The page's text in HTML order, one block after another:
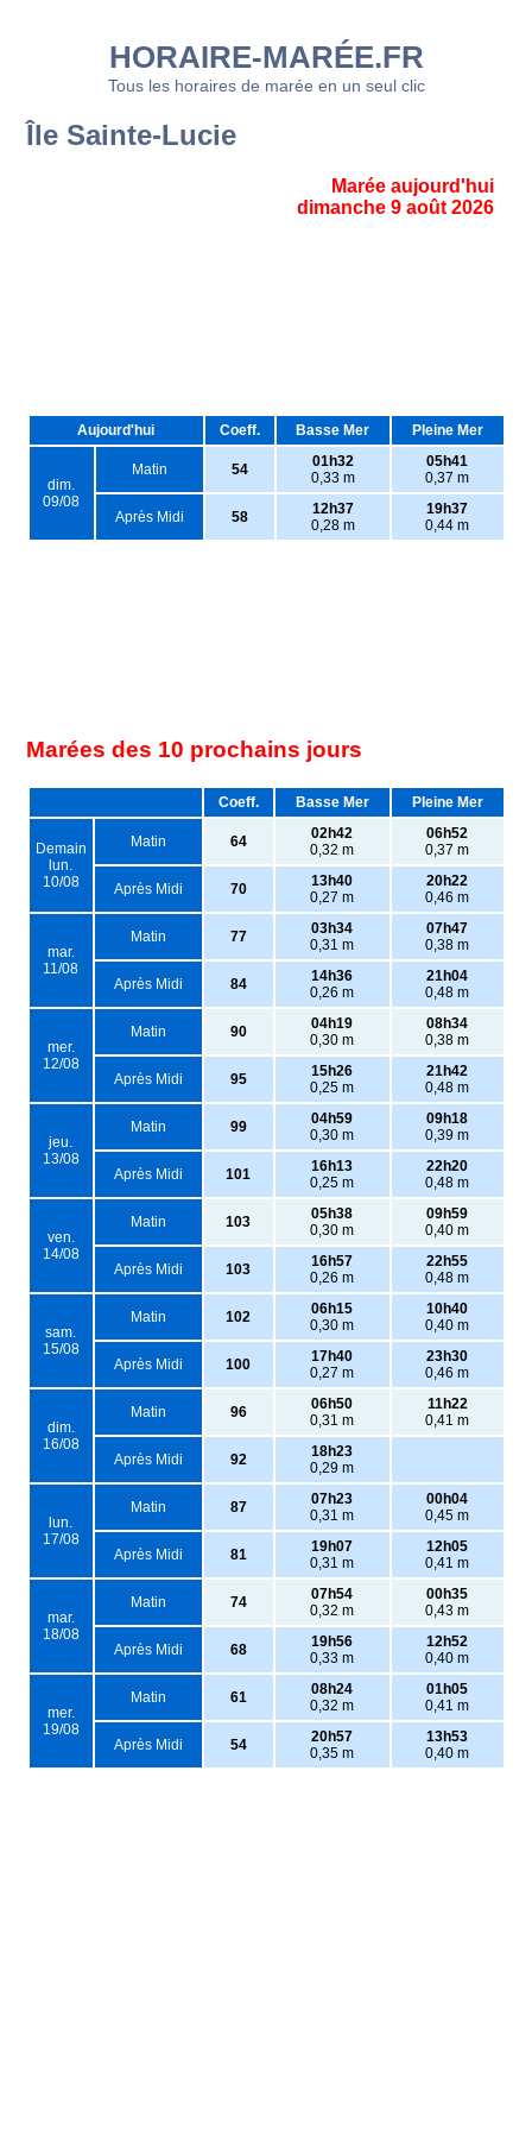
HORAIRE-MARÉE.FR
Tous les horaires de marée en un seul clic
Île Sainte-Lucie
Marée aujourd'hui
dimanche 9 août 2026
Aujourd'hui Coeff. Basse Mer Pleine Mer
dim.
09/08
Matin 54
01h32
0,33 m
05h41
0,37 m
Après Midi 58
12h37
0,28 m
19h37
0,44 m
Marées des 10 prochains jours
Coeff. Basse Mer Pleine Mer
Demain
lun.
10/08
Matin 64
02h42
0,32 m
06h52
0,37 m
Après Midi 70
13h40
0,27 m
20h22
0,46 m
mar.
11/08
Matin 77
03h34
0,31 m
07h47
0,38 m
Après Midi 84
14h36
0,26 m
21h04
0,48 m
mer.
12/08
Matin 90
04h19
0,30 m
08h34
0,38 m
Après Midi 95
15h26
0,25 m
21h42
0,48 m
jeu.
13/08
Matin 99
04h59
0,30 m
09h18
0,39 m
Après Midi 101
16h13
0,25 m
22h20
0,48 m
ven.
14/08
Matin 103
05h38
0,30 m
09h59
0,40 m
Après Midi 103
16h57
0,26 m
22h55
0,48 m
sam.
15/08
Matin 102
06h15
0,30 m
10h40
0,40 m
Après Midi 100
17h40
0,27 m
23h30
0,46 m
dim.
16/08
Matin 96
06h50
0,31 m
11h22
0,41 m
Après Midi 92
18h23
0,29 m
lun.
17/08
Matin 87
07h23
0,31 m
00h04
0,45 m
Après Midi 81
19h07
0,31 m
12h05
0,41 m
mar.
18/08
Matin 74
07h54
0,32 m
00h35
0,43 m
Après Midi 68
19h56
0,33 m
12h52
0,40 m
mer.
19/08
Matin 61
08h24
0,32 m
01h05
0,41 m
Après Midi 54
20h57
0,35 m
13h53
0,40 m